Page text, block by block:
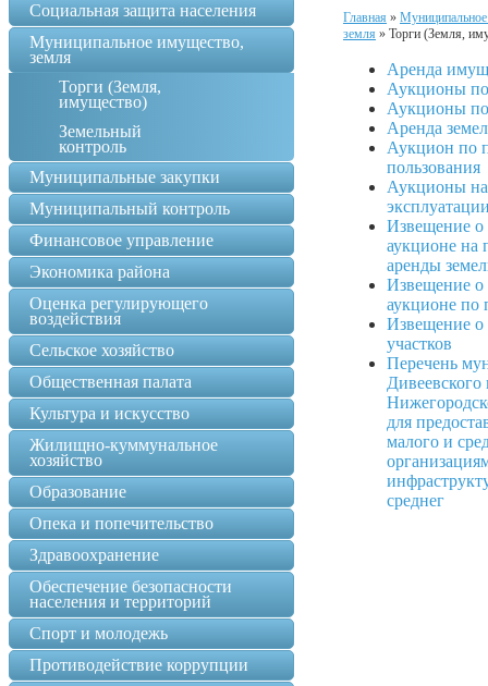
Главная »
земля » Торги (Земля,
Аренда
Аукционы
Аукционы
Аренда
Аукцион по
пользования
Аукционы на
Извещение о
аукционе на
аренды
Извещение о
аукционе по
Извещение о
участков
Перечень
для
малого и
среднег
Социальная защита населения
Муниципальное имущество,
земля
Торги (Земля,
имущество)
Земельный
контроль
Муниципальные закупки
Муниципальный контроль
Финансовое управление
Экономика района
Оценка регулирующего
воздействия
Сельское хозяйство
Общественная палата
Культура и искусство
Жилищно-куммунальное
хозяйство
Образование
Опека и попечительство
Здравоохранение
Обеспечение безопасности
населения и территорий
Спорт и молодежь
Противодействие коррупции